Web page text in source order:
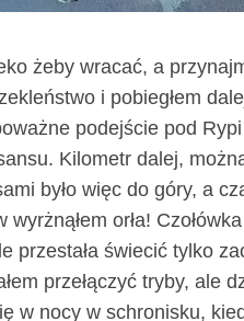
żeby wracać,a
i pobiegłem
podejście pod
Kilometr dalej,
byłowięcdo góry, a
orła!
przestała świecić tylko
przełączyć tryby, ale
w nocy w schronisku,